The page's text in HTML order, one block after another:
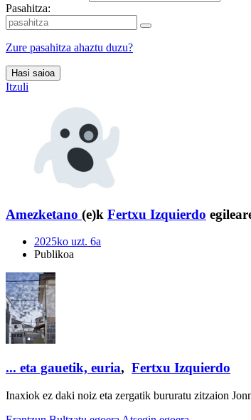
Pasahitza:
Zure pasahitza ahaztu duzu?
Hasi saioa
Itzuli
Amezketano (e)k Fertxu Izquierdo
2025ko uzt. 6a
Publikoa
... eta gauetik, euria, Fertxu Izquierdo
Inaxiok ez daki noiz eta zergatik bururatu zitzaion